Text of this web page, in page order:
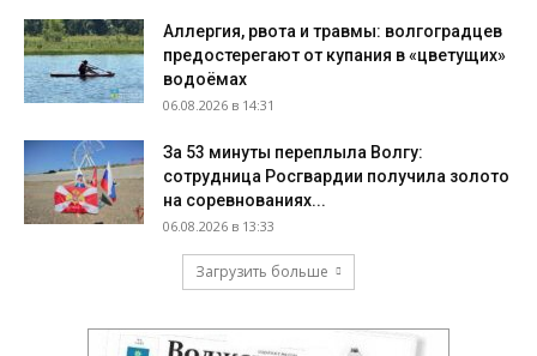
Аллергия, рвота и травмы: волгоградцев
предостерегают от купания в «цветущих»
водоёмах
06.08.2026 в 14:31
За 53 минуты переплыла Волгу:
сотрудница Росгвардии получила золото
на соревнованиях...
06.08.2026 в 13:33
Загрузить больше